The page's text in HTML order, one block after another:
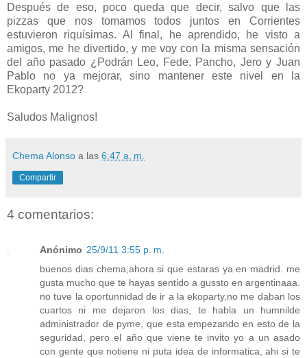
Después de eso, poco queda que decir, salvo que las
pizzas que nos tomamos todos juntos en Corrientes
estuvieron riquísimas. Al final, he aprendido, he visto a
amigos, me he divertido, y me voy con la misma sensación
del año pasado ¿Podrán Leo, Fede, Pancho, Jero y Juan
Pablo no ya mejorar, sino mantener este nivel en la
Ekoparty 2012?
Saludos Malignos!
Chema Alonso a las 6:47 a. m.
Compartir
4 comentarios:
Anónimo 25/9/11 3:55 p. m.
buenos dias chema,ahora si que estaras ya en madrid. me
gusta mucho que te hayas sentido a gussto en argentinaaa.
no tuve la oportunnidad de ir a la ekoparty,no me daban los
cuartos ni me dejaron los dias, te habla un humnilde
administrador de pyme, que esta empezando en esto de la
seguridad, pero el año que viene te invito yo a un asado
con gente que notiene ni puta idea de informatica, ahi si te